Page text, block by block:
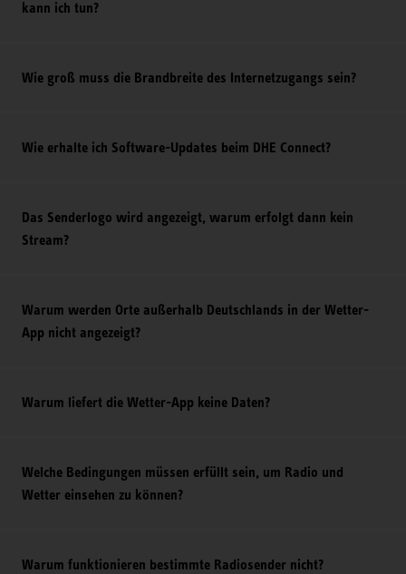
kann ich tun?
Wie groß muss die Brandbreite des Internetzugangs sein?
Wie erhalte ich Software-Updates beim DHE Connect?
Das Senderlogo wird angezeigt, warum erfolgt dann kein
Stream?
Warum werden Orte außerhalb Deutschlands in der Wetter-
App nicht angezeigt?
Warum liefert die Wetter-App keine Daten?
Welche Bedingungen müssen erfüllt sein, um Radio und
Wetter einsehen zu können?
Warum funktionieren bestimmte Radiosender nicht?